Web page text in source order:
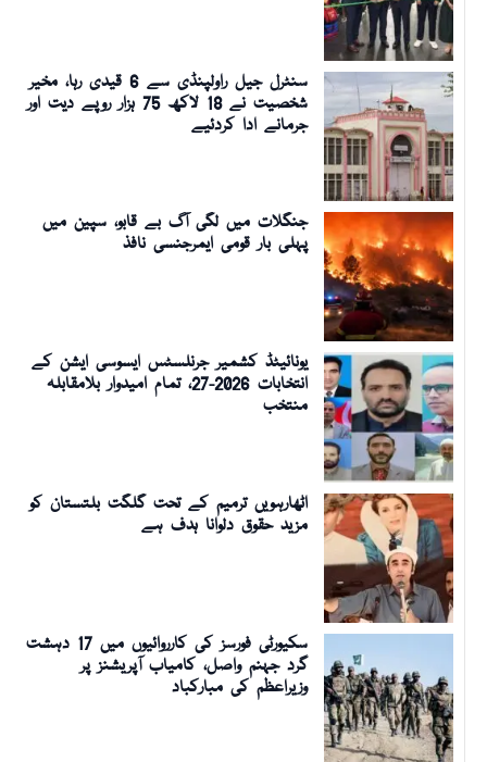
سنٹرل جیل راولپنڈی سے 6 قیدی رہا، مخیر
شخصیت نے 18 لاکھ 75 ہزار روپے دیت اور
جرمانے ادا کردئیے
جنگلات میں لگی آگ بے قابو، سپین میں
پہلی بار قومی ایمرجنسی نافذ
یونائیٹڈ کشمیر جرنلسٹس ایسوسی ایشن کے
انتخابات 2026-27، تمام امیدوار بلامقابلہ
منتخب
اٹھارہویں ترمیم کے تحت گلگت بلتستان کو
مزید حقوق دلوانا ہدف ہے
سکیورٹی فورسز کی کارروائیوں میں 17 دہشت
گرد جہنم واصل، کامیاب آپریشنز پر
وزیراعظم کی مبارکباد